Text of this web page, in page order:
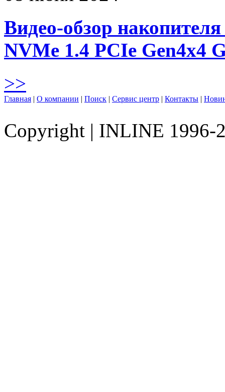
Видео-обзор
NVMe 1.4 PCIe Gen4х4
>>
Главная | О компании | Поиск | Сервис центр | Контакты |
Copyright | INLINE 1996-